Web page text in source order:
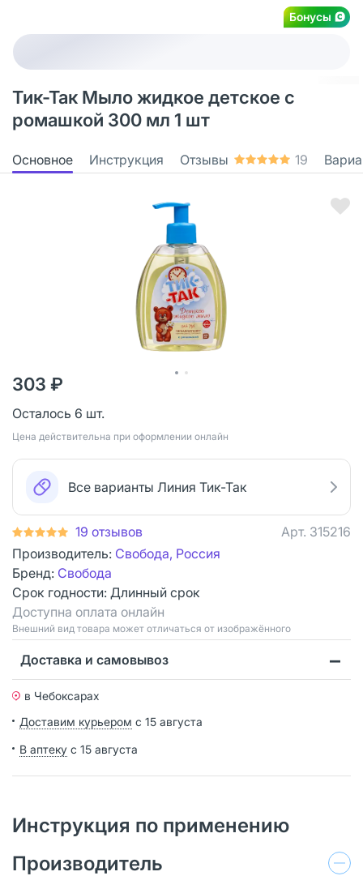
Бонусы
Тик-Так Мыло жидкое детское с
ромашкой 300 мл 1 шт
Основное Инструкция Отзывы 19
303 ₽
Осталось 6 шт.
Цена действительна при оформлении онлайн
Все варианты Линия Тик-Так
19 отзывов Арт. 315216
Производитель: Свобода, Россия
Бренд: Свобода
Срок годности: Длинный срок
Доступна оплата онлайн
Bнешний вид товара может отличаться от изображённого
Доставка и самовывоз
в Чебоксарах
Доставим курьером с 15 августа
В аптеку с 15 августа
Инструкция по применению
Производитель